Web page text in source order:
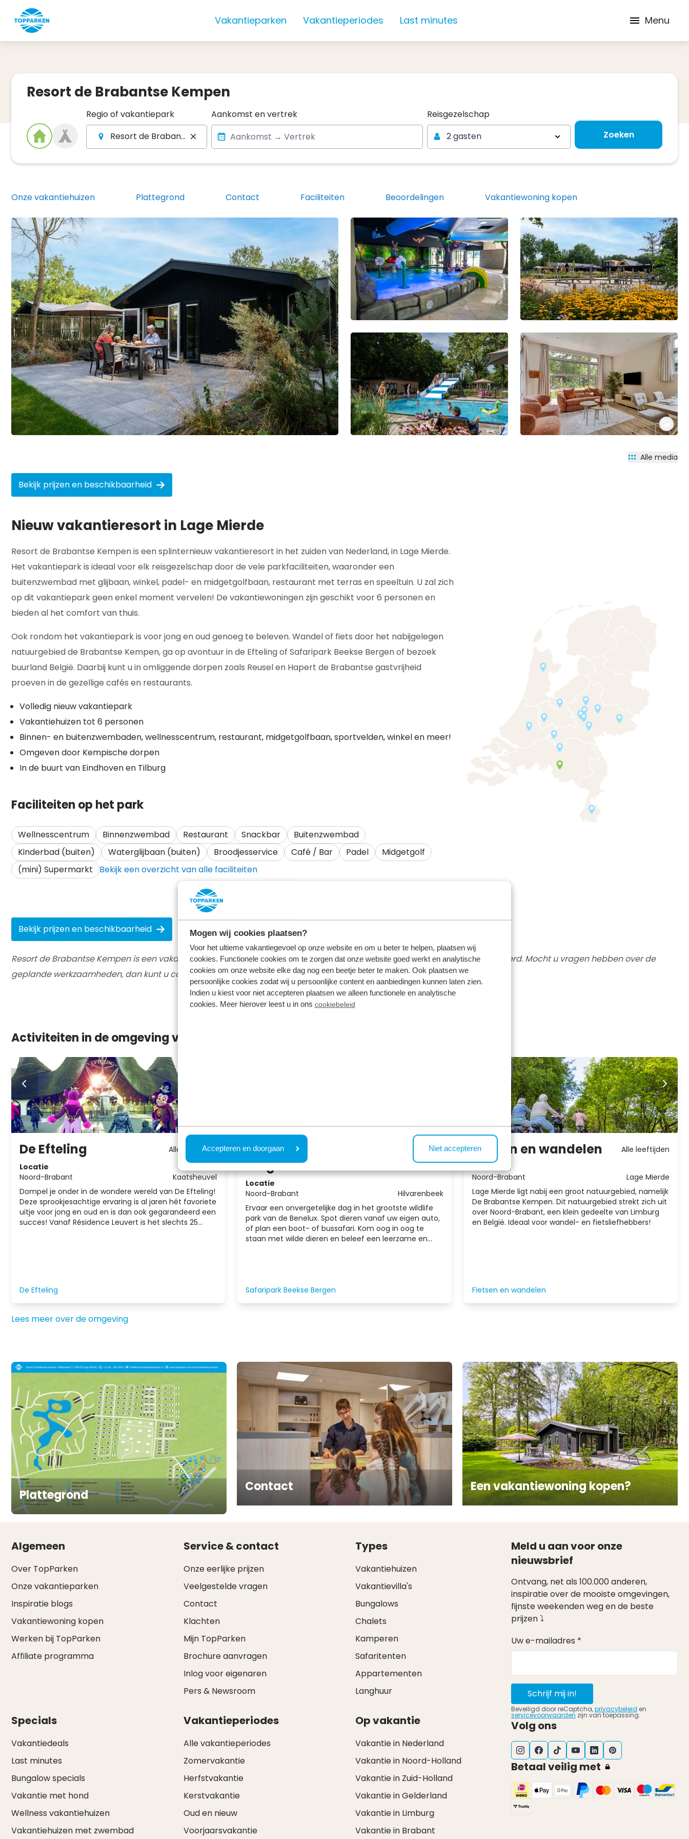
Mogen wij cookies plaatsen?
Voor het ultieme vakantiegevoel op onze website en om u beter te helpen, plaatsen wij
cookies. Functionele cookies om te zorgen dat onze website goed werkt en analytische
cookies om onze website elke dag nog een beetje beter te maken. Ook plaatsen we
persoonlijke cookies zodat wij u persoonlijke content en aanbiedingen kunnen laten zien.
Indien u kiest voor niet accepteren plaatsen we alleen functionele en analytische
cookies. Meer hierover leest u in ons cookiebeleid
Accepteren en doorgaan Niet accepteren
Vakantieparken Vakantieperiodes Last minutes Menu
Resort de Brabantse Kempen
Regio of vakantiepark
Resort de Brabantse Kempen
Aankomst en vertrek Reisgezelschap
Reisgezelschap
2 gasten
Zoeken
Onze vakantiehuizen Plattegrond Contact Faciliteiten Beoordelingen Vakantiewoning kopen
Alle media
Bekijk prijzen en beschikbaarheid
Nieuw vakantieresort in Lage Mierde
Resort de Brabantse Kempen is een splinternieuw vakantieresort in het zuiden van Nederland, in Lage Mierde.
Het vakantiepark is ideaal voor elk reisgezelschap door de vele parkfaciliteiten, waaronder een
buitenzwembad met glijbaan, winkel, padel- en midgetgolfbaan, restaurant met terras en speeltuin. U zal zich
op dit vakantiepark geen enkel moment vervelen! De vakantiewoningen zijn geschikt voor 6 personen en
bieden al het comfort van thuis.
Ook rondom het vakantiepark is voor jong en oud genoeg te beleven. Wandel of fiets door het nabijgelegen
natuurgebied de Brabantse Kempen, ga op avontuur in de Efteling of Safaripark Beekse Bergen of bezoek
buurland België. Daarbij kunt u in omliggende dorpen zoals Reusel en Hapert de Brabantse gastvrijheid
proeven in de gezellige cafés en restaurants.
Volledig nieuw vakantiepark
Vakantiehuizen tot 6 personen
Binnen- en buitenzwembaden, wellnesscentrum, restaurant, midgetgolfbaan, sportvelden, winkel en meer!
Omgeven door Kempische dorpen
In de buurt van Eindhoven en Tilburg
Faciliteiten op het park
Wellnesscentrum Binnenzwembad Restaurant Snackbar
Buitenzwembad
Kinderbad (buiten)
Waterglijbaan (buiten) Broodjesservice Café / Bar Padel
Midgetgolf
(mini) Supermarkt
Bekijk een overzicht van alle faciliteiten
Bekijk prijzen en beschikbaarheid
Resort de Brabantse Kempen is een vakantiepark in ontwikkeling, waardoor diverse bouwwerkzaamheden worden uitgevoerd. Mocht u vragen hebben over de
geplande werkzaamheden, dan kunt u contact opnemen met de receptie via 088 500 2456.
Activiteiten in de omgeving van Resort de Brabantse Kempen
De Efteling
Alle leeftijden
Locatie
Noord-Brabant
Kaatsheuvel
Dompel je onder in de wondere wereld van De Efteling!
Deze sprookjesachtige ervaring is al jaren hét favoriete
uitje voor jong en oud en is dan ook gegarandeerd een
succes! Vanaf Résidence Leuvert is het slechts 25
De Efteling
Safaripark Beekse
Bergen
leeftijden
Locatie
Noord-Brabant
Hilvarenbeek
Ervaar een onvergetelijke dag in het grootste wildlife
park van de Benelux. Spot dieren vanaf uw eigen auto,
of plan een boot- of bussafari. Kom oog in oog te
staan met wilde dieren en beleef een leerzame en
Safaripark Beekse Bergen
Fietsen en wandelen
Alle leeftijden
Locatie
Noord-Brabant
Lage Mierde
Lage Mierde ligt nabij een groot natuurgebied, namelijk
De Brabantse Kempen. Dit natuurgebied strekt zich uit
over Noord-Brabant, een klein gedeelte van Limburg
en België. Ideaal voor wandel- en fietsliefhebbers!
Fietsen en wandelen
Lees meer over de omgeving
Plattegrond
Contact Een vakantiewoning kopen?
Algemeen
Over TopParken
Onze vakantieparken
Inspiratie blogs
Vakantiewoning kopen
Werken bij TopParken
Affiliate programma
Service & contact
Onze eerlijke prijzen
Veelgestelde vragen
Contact
Klachten
Mijn TopParken
Brochure aanvragen
Inlog voor eigenaren
Pers & Newsroom
Types
Vakantiehuizen
Vakantievilla's
Bungalows
Chalets
Kamperen
Safaritenten
Appartementen
Langhuur
Specials
Vakantiedeals
Last minutes
Bungalow specials
Vakantie met hond
Wellness vakantiehuizen
Vakantiehuizen met zwembad
Vakantieperiodes
Alle vakantieperiodes
Zomervakantie
Herfstvakantie
Kerstvakantie
Oud en nieuw
Voorjaarsvakantie
Op vakantie
Vakantie in Nederland
Vakantie in Noord-Holland
Vakantie in Zuid-Holland
Vakantie in Gelderland
Vakantie in Limburg
Vakantie in Brabant
Meld u aan voor onze
nieuwsbrief
Ontvang, net als 100.000 anderen,
inspiratie over de mooiste omgevingen,
fijnste weekenden weg en de beste
prijzen ⤵
Uw e-mailadres *
Schrijf mij in!
Beveiligd door reCaptcha,privacybeleid en
servicevoorwaarden zijn van toepassing.
Volg ons
Betaal veilig met